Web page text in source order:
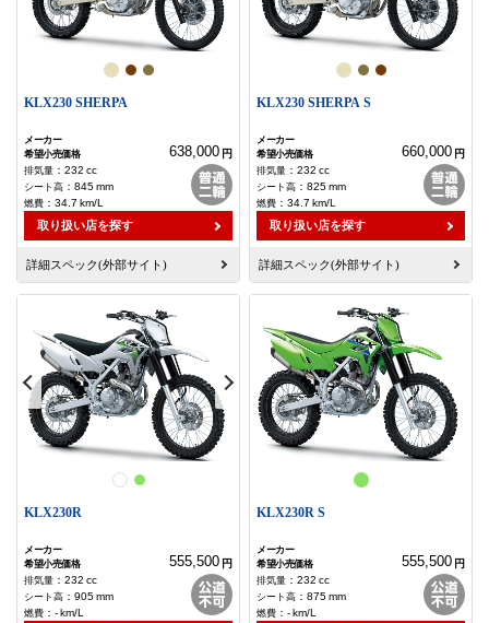
KLX230 SHERPA
638,000 円
： 232 cc
： 845mm
： 34.7 km/L
取り扱い店を探す
詳細スペック(外部サイト)
KLX230 SHERPA S
660,000 円
： 232 cc
： 825mm
： 34.7 km/L
取り扱い店を探す
詳細スペック(外部サイト)
KLX230R
555,500 円
： 232 cc
： 905mm
： -km/L
KLX230R S
555,500 円
： 232 cc
： 875mm
： -km/L